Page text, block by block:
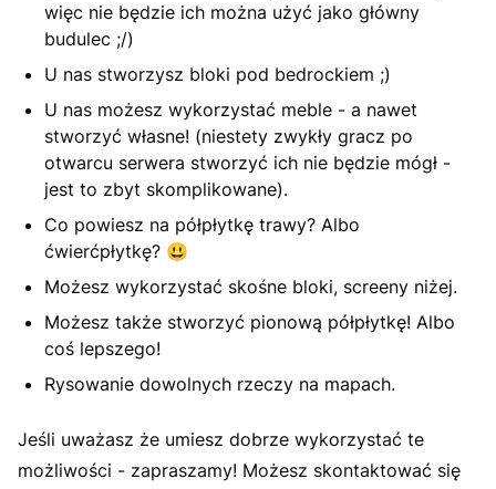
więc nie będzie ich można użyć jako główny
budulec ;/)
U nas stworzysz bloki pod bedrockiem ;)
U nas możesz wykorzystać meble - a nawet
stworzyć własne! (niestety zwykły gracz po
otwarcu serwera stworzyć ich nie będzie mógł -
jest to zbyt skomplikowane).
Co powiesz na półpłytkę trawy? Albo
ćwierćpłytkę? 😃
Możesz wykorzystać skośne bloki, screeny niżej.
Możesz także stworzyć pionową półpłytkę! Albo
coś lepszego!
Rysowanie dowolnych rzeczy na mapach.
Jeśli uważasz że umiesz dobrze wykorzystać te
możliwości - zapraszamy! Możesz skontaktować się